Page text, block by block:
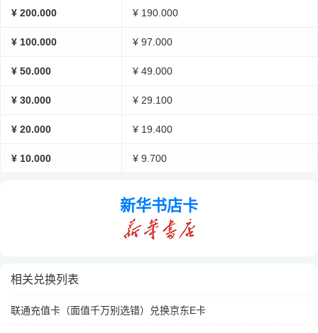
¥ 200.000 ¥ 190.000
¥ 100.000 ¥ 97.000
¥ 50.000 ¥ 49.000
¥ 30.000 ¥ 29.100
¥ 20.000 ¥ 19.400
¥ 10.000 ¥ 9.700
新华书店卡
相关兑换列表
联通充值卡（面值千万别选错）兑换京东E卡